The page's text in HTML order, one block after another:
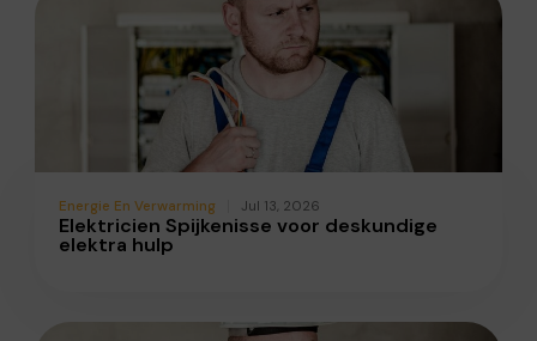
Energie En Verwarming Jul 13, 2026
Elektricien Spijkenisse voor deskundige
elektra hulp